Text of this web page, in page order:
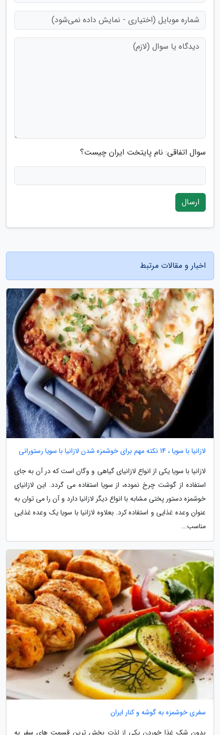
سوال اتفاقی: نام پایتخت ایران چیست؟
ارسال
اخبار و مقالات مرتبط
لازانیا با سویا ، 14 نکته مهم برای خوشمزه شدن لازانیا با سویا رستورانی
لازانیا با سویا یکی از انواع لازانیای گیاهی و وگان است که در آن به جای
استفاده از گوشت چرخ نموده، از سویا استفاده می گردد. این لازانیای
خوشمزه دستور پختی مشابه با انواع دیگر لازانیا دارد و آن را می توان به
عنوان وعده غذایی و استفاده کرد. بعلاوه لازانیا با سویا یک وعده غذایی
مناسب...
سفری خوشمزه به گوشه و کنار ایران
بدون شک غذا خوردن یکی از لذت بخش ترین قسمت های سفر به